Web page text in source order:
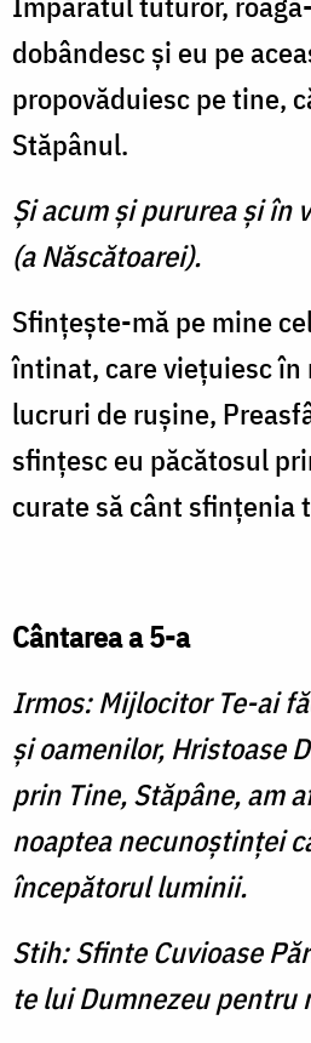
dobândesc şi eu pe
propovăduiesc pe tine,
Stăpânul.
Şi acum şi pururea şi în
(a Născătoarei).
Sfinţeşte-mă pe mine
întinat, care vieţuiesc în
lucruri de ruşine,
sfinţesc eu păcătosul
curate să cânt sfinţenia
Cântarea a 5-a
Irmos: Mijlocitor Te-ai
şi oamenilor, Hristoase
prin Tine, Stăpâne, am
noaptea necunoştinţei
începătorul luminii.
Stih: Sfinte Cuvioase
te lui Dumnezeu pentru